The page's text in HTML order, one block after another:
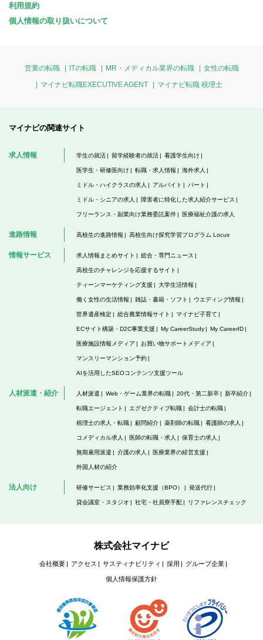
利用規約
個人情報の取り扱いについて
営業の転職 ITの転職 MR・メディカル業界の転職
女性の転職
マイナビ転職EXECUTIVE AGENT
マイナビ転職 税理士
マイナビの関連サイト
求人情報 学生の就活 留学経験者の就活 看護学生向け
医学生・研修医向け 転職・求人情報 海外求人
ミドル・ハイクラスの求人 アルバイト パート
ミドル・シニアの求人 障害者に特化した求人紹介サービス
フリーランス・副業向け業務委託案件 医療福祉介護の求人
進路情報 高校生の進路情報 高校生向け探究学習プログラム Locus
情報サービス 求人情報まとめサイト 総合・専門ニュース
高校生のチャレンジを応援するサイト
ティーンマーケティング支援 大学生活情報
働く女性の生活情報 雑誌・書籍・ソフト ウエディング情報
世界遺産検定 総合農業情報サイト マイナビ子育て
ECサイト構築・D2C事業支援 My CareerStudy My CareerID
医療施設情報メディア お買い物サポートメディア
マンスリーマンション予約
AIを活用したSEOコンテンツ支援ツール
人材派遣・紹介 人材派遣 Web・ゲーム業界の転職 20代・第二新卒 新卒紹介
転職エージェント エグゼクティブ転職 会計士の転職
税理士の求人・転職 顧問紹介 薬剤師の転職 看護師の求人
コメディカル求人 医師の転職・求人 保育士の求人
無期雇用派遣 介護の求人 医療業界の経営支援
外国人材の紹介
法人向け 研修サービス 業務効率化支援（BPO） 発送代行
貸会議室・スタジオ 社宅・社員寮手配 リファレンスチェック
株式会社マイナビ
会社概要 アクセス サスティナビリティ 採用 グループ企業
個人情報保護方針